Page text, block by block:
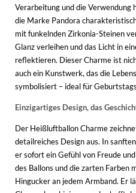
Verarbeitung und die
die Marke Pandora
mit funkelnden Zirkonia-Steinen
Glanz verleihen und das Licht in
reflektieren. Dieser Charme ist
auch ein Kunstwerk, das die
symbolisiert – ideal für
Einzigartiges Design, das
Der Heißluftballon Charme
detailreiches Design aus. In
er sofort ein Gefühl von Freude
des Ballons und die zarten Farben
Hingucker an jedem Armband. Er